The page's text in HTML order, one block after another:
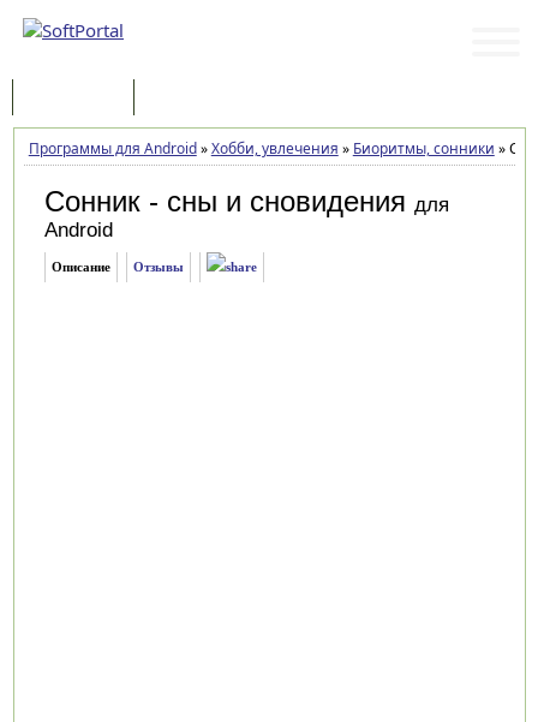
Программы для Android»Хобби, увлечения » Биоритмы, сонники »
Сонник - сны и сновидения для
Android
Описание Отзывы